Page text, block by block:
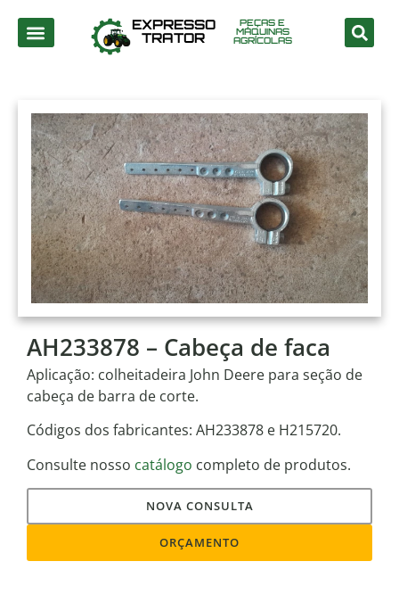
EXPRESSO
TRATOR
PEÇAS E
MÁQUINAS
AGRÍCOLAS
AH233878 – Cabeça de faca
Aplicação: colheitadeira John Deere para seção de
cabeça de barra de corte.
Códigos dos fabricantes: AH233878 e H215720.
Consulte nosso catálogo completo de produtos.
NOVA CONSULTA
ORÇAMENTO